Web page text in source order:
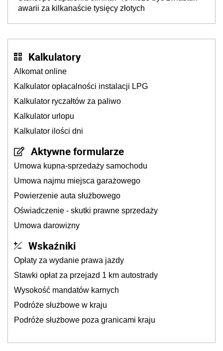
awarii za kilkanaście tysięcy złotych
Kalkulatory
Alkomat online
Kalkulator opłacalności instalacji LPG
Kalkulator ryczałtów za paliwo
Kalkulator urlopu
Kalkulator ilości dni
Aktywne formularze
Umowa kupna-sprzedaży samochodu
Umowa najmu miejsca garażowego
Powierzenie auta służbowego
Oświadczenie - skutki prawne sprzedaży
Umowa darowizny
Wskaźniki
Opłaty za wydanie prawa jazdy
Stawki opłat za przejazd 1 km autostrady
Wysokość mandatów karnych
Podróże służbowe w kraju
Podróże służbowe poza granicami kraju